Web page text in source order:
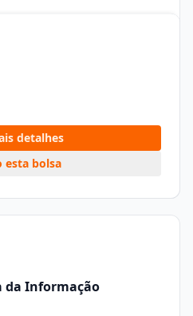
detalhes
esta bolsa
da Informação